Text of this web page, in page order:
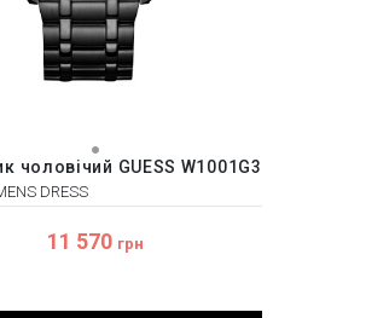
чоловічий GUESS W1001G3
DRESS
11 570 грн